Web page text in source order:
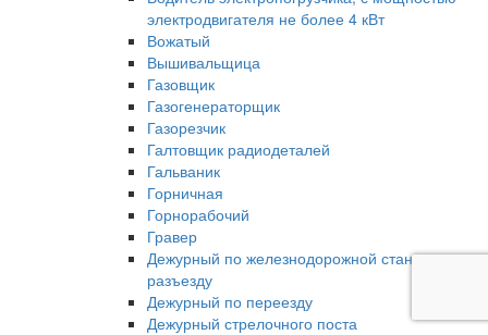
электродвигателя не более 4 кВт
Вожатый
Вышивальщица
Газовщик
Газогенераторщик
Газорезчик
Галтовщик радиодеталей
Гальваник
Горничная
Горнорабочий
Гравер
Дежурный по железнодорожной станции,
разъезду
Дежурный по переезду
Дежурный стрелочного поста